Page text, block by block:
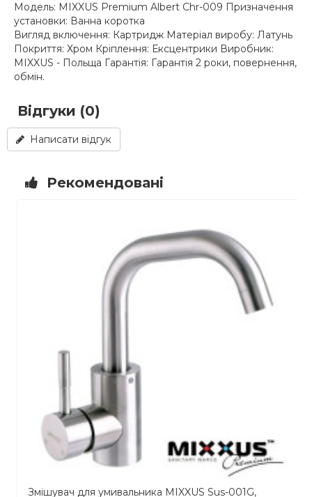
Модель: MIXXUS Premium Albert Chr-009 Призначення
установки: Ванна коротка
Вигляд включення: Картридж Матеріал виробу: Латунь
Покриття: Хром Кріплення: Ексцентрики Виробник:
MIXXUS - Польща Гарантія: Гарантія 2 роки, повернення,
обмін.
Відгуки (0)
Написати відгук
Рекомендовані
Змішувач для умивальника MIXXUS Sus-001G,